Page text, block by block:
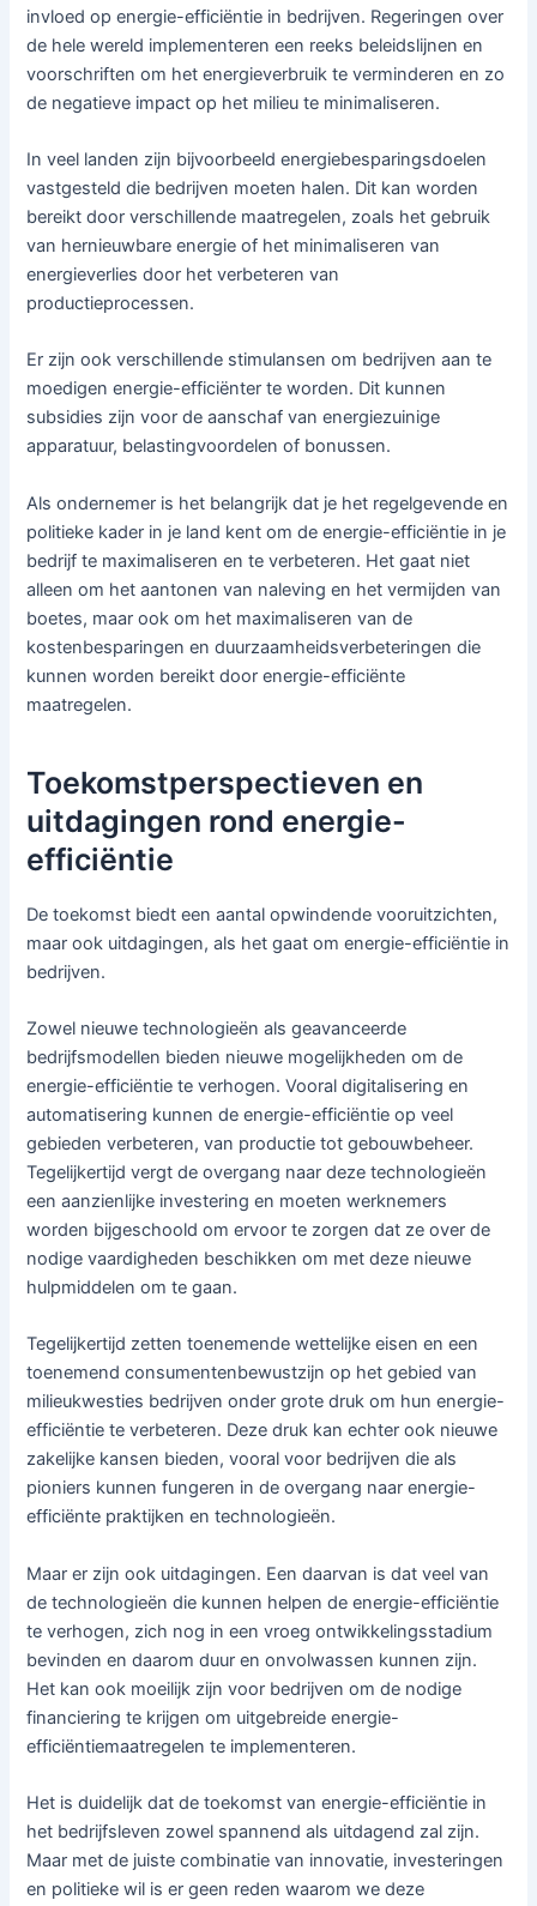
invloed op energie-efficiëntie in bedrijven. Regeringen over
de hele wereld implementeren een reeks beleidslijnen en
voorschriften om het energieverbruik te verminderen en zo
de negatieve impact op het milieu te minimaliseren.
In veel landen zijn bijvoorbeeld energiebesparingsdoelen
vastgesteld die bedrijven moeten halen. Dit kan worden
bereikt door verschillende maatregelen, zoals het gebruik
van hernieuwbare energie of het minimaliseren van
energieverlies door het verbeteren van
productieprocessen.
Er zijn ook verschillende stimulansen om bedrijven aan te
moedigen energie-efficiënter te worden. Dit kunnen
subsidies zijn voor de aanschaf van energiezuinige
apparatuur, belastingvoordelen of bonussen.
Als ondernemer is het belangrijk dat je het regelgevende en
politieke kader in je land kent om de energie-efficiëntie in je
bedrijf te maximaliseren en te verbeteren. Het gaat niet
alleen om het aantonen van naleving en het vermijden van
boetes, maar ook om het maximaliseren van de
kostenbesparingen en duurzaamheidsverbeteringen die
kunnen worden bereikt door energie-efficiënte
maatregelen.
Toekomstperspectieven en
uitdagingen rond energie-
efficiëntie
De toekomst biedt een aantal opwindende vooruitzichten,
maar ook uitdagingen, als het gaat om energie-efficiëntie in
bedrijven.
Zowel nieuwe technologieën als geavanceerde
bedrijfsmodellen bieden nieuwe mogelijkheden om de
energie-efficiëntie te verhogen. Vooral digitalisering en
automatisering kunnen de energie-efficiëntie op veel
gebieden verbeteren, van productie tot gebouwbeheer.
Tegelijkertijd vergt de overgang naar deze technologieën
een aanzienlijke investering en moeten werknemers
worden bijgeschoold om ervoor te zorgen dat ze over de
nodige vaardigheden beschikken om met deze nieuwe
hulpmiddelen om te gaan.
Tegelijkertijd zetten toenemende wettelijke eisen en een
toenemend consumentenbewustzijn op het gebied van
milieukwesties bedrijven onder grote druk om hun energie-
efficiëntie te verbeteren. Deze druk kan echter ook nieuwe
zakelijke kansen bieden, vooral voor bedrijven die als
pioniers kunnen fungeren in de overgang naar energie-
efficiënte praktijken en technologieën.
Maar er zijn ook uitdagingen. Een daarvan is dat veel van
de technologieën die kunnen helpen de energie-efficiëntie
te verhogen, zich nog in een vroeg ontwikkelingsstadium
bevinden en daarom duur en onvolwassen kunnen zijn.
Het kan ook moeilijk zijn voor bedrijven om de nodige
financiering te krijgen om uitgebreide energie-
efficiëntiemaatregelen te implementeren.
Het is duidelijk dat de toekomst van energie-efficiëntie in
het bedrijfsleven zowel spannend als uitdagend zal zijn.
Maar met de juiste combinatie van innovatie, investeringen
en politieke wil is er geen reden waarom we deze